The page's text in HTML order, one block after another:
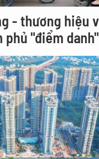
- thương hiệu
phủ "điểm